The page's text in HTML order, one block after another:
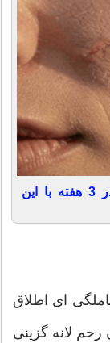
کاهش چشمگیر جای زخم و بخیه فقط در 3 هفته با این
ای اطلاق
لانه گزینی